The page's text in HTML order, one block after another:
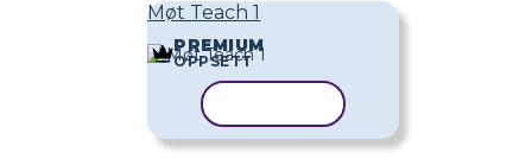
Møt Teach 1
PREMIUM
OPPSETT